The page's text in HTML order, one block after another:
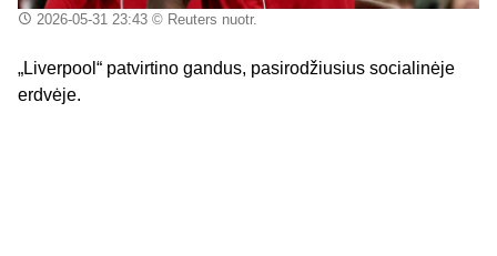
2026-05-31 23:43© Reuters nuotr.
„Liverpool“ patvirtino gandus, pasirodžiusius socialinėje
erdvėje.